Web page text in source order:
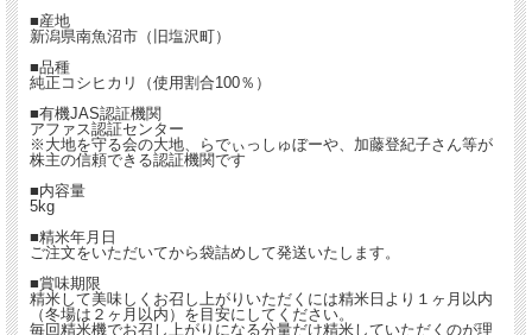
■産地
新潟県南魚沼市（旧塩沢町）
■品種
純正コシヒカリ（使用割合100％）
■有機JAS認証機関
アファス認証センター
※大地を守る会の大地、らでぃっしゅぼーや、加藤登紀子さん等が
株主の信頼できる認証機関です
■内容量
5kg
■精米年月日
ご注文をいただいてから袋詰めして発送いたします。
■賞味期限
精米して美味しくお召し上がりいただくには精米日より１ヶ月以内
（冬場は２ヶ月以内）を目安にしてください。
毎回精米機でお召し上がりになる分量だけ精米していただくのが理